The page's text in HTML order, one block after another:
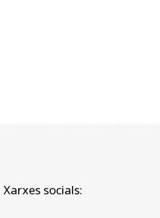
Xarxes socials: